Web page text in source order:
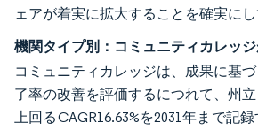
ェアが着実に拡大することを確実にし
機関タイプ別：コミュニティカレッ
コミュニティカレッジは、成果に基
了率の改善を評価するにつれて、州
上回るCAGR16.63%を2031年まで記